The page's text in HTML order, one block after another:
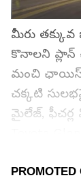
మీరు
కొనాలని
మంచి ఛాయిస్
చక్కటి
మైలేజ్, ఫీచర్ల
ఆన్-రోడ్